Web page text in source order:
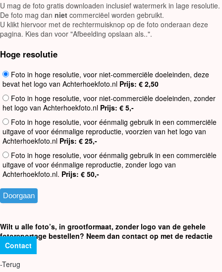
U mag de foto gratis downloaden inclusief watermerk in lage resolutie.
De foto mag dan niet commerciëel worden gebruikt.
U klikt hiervoor met de rechtermuisknop op de foto onderaan deze
pagina. Kies dan voor "Afbeelding opslaan als..".
Hoge resolutie
Foto in hoge resolutie, voor niet-commerciële doeleinden, deze
bevat het logo van Achterhoekfoto.nl Prijs: € 2,50
Foto in hoge resolutie, voor niet-commerciële doeleinden, zonder
het logo van Achterhoekfoto.nl Prijs: € 5,-
Foto in hoge resolutie, voor éénmalig gebruik in een commerciële
uitgave of voor éénmalige reproductie, voorzien van het logo van
Achterhoekfoto.nl Prijs: € 25,-
Foto in hoge resolutie, voor éénmalig gebruik in een commerciële
uitgave of voor éénmalige reproductie, zonder logo van
Achterhoekfoto.nl. Prijs: € 50,-
Wilt u alle foto’s, in grootformaat, zonder logo van de gehele
fotoreportage bestellen? Neem dan contact op met de redactie
Contact
-Terug